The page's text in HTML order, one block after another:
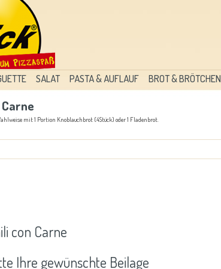
SALAT PASTA & AUFLAUF BROT & BRÖTCHEN
mit 1 Portion Knoblauchbrot (4Stück) oder 1 Fladenbrot.
con Carne
Ihre gewünschte Beilage